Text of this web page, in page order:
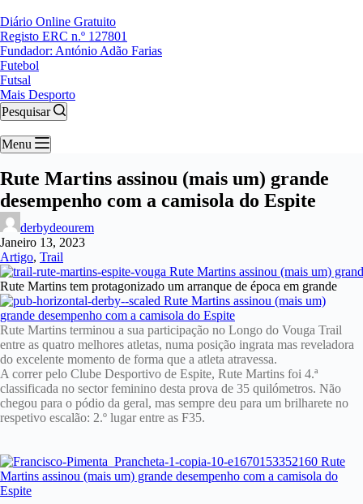
Diário Online Gratuito
Registo ERC n.º 127801
Fundador: António Adão Farias
Futebol
Futsal
Mais Desporto
Pesquisar
Menu
Rute Martins assinou (mais um) grande
desempenho com a camisola do Espite
derbydeourem
Janeiro 13, 2023
Artigo, Trail
Rute Martins tem protagonizado um arranque de época em grande
Rute Martins terminou a sua participação no Longo do Vouga Trail
entre as quatro melhores atletas, numa posição ingrata mas reveladora
do excelente momento de forma que a atleta atravessa.
A correr pelo Clube Desportivo de Espite, Rute Martins foi 4.ª
classificada no sector feminino desta prova de 35 quilómetros. Não
chegou para o pódio da geral, mas sempre deu para um brilharete no
respetivo escalão: 2.º lugar entre as F35.